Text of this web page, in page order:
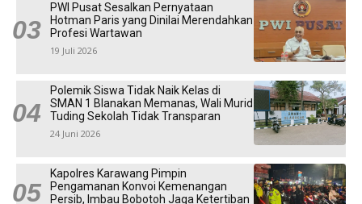
PWI Pusat Sesalkan Pernyataan
Hotman Paris yang Dinilai Merendahkan
Profesi Wartawan
19 Juli 2026
Polemik Siswa Tidak Naik Kelas di
SMAN 1 Blanakan Memanas, Wali Murid
Tuding Sekolah Tidak Transparan
24 Juni 2026
Kapolres Karawang Pimpin
Pengamanan Konvoi Kemenangan
Persib, Imbau Bobotoh Jaga Ketertiban